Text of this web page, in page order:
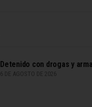
Detenido con drogas y
6 DE AGOSTO DE 2026